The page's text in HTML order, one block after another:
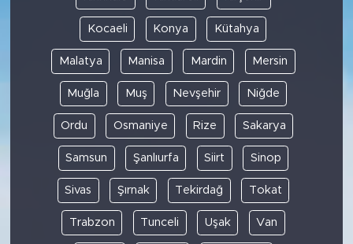
Kocaeli Konya Kütahya
Malatya Manisa Mardin Mersin
Muğla Muş Nevşehir Niğde
Ordu Osmaniye Rize Sakarya
Samsun Şanlıurfa Siirt Sinop
Sivas Şırnak Tekirdağ Tokat
Trabzon Tunceli Uşak Van